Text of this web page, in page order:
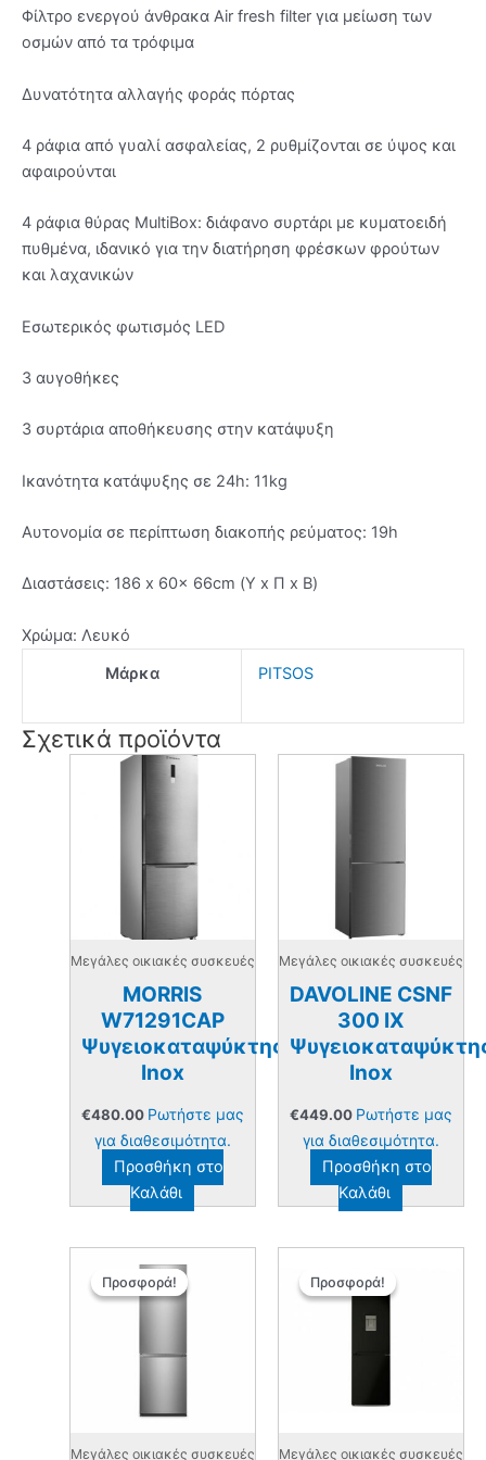
Φίλτρο ενεργού άνθρακα Air fresh filter για μείωση των
οσμών από τα τρόφιμα
Δυνατότητα αλλαγής φοράς πόρτας
4 ράφια από γυαλί ασφαλείας, 2 ρυθμίζονται σε ύψος και
αφαιρούνται
4 ράφια θύρας MultiBox: διάφανο συρτάρι με κυματοειδή
πυθμένα, ιδανικό για την διατήρηση φρέσκων φρούτων
και λαχανικών
Εσωτερικός φωτισμός LED
3 αυγοθήκες
3 συρτάρια αποθήκευσης στην κατάψυξη
Ικανότητα κατάψυξης σε 24h: 11kg
Αυτονομία σε περίπτωση διακοπής ρεύματος: 19h
Διαστάσεις: 186 x 60x 66cm (Υ x Π x Β)
Χρώμα: Λευκό
Μάρκα
PITSOS
Σχετικά προϊόντα
Μεγάλες οικιακές συσκευές
MORRIS
W71291CAP
Ψυγειοκαταψύκτης
Inox
€480.00 Ρωτήστε μας
για διαθεσιμότητα.
Προσθήκη στο
Καλάθι
Μεγάλες οικιακές συσκευές
DAVOLINE CSNF
300 IX
Inox
€449.00 Ρωτήστε μας
για διαθεσιμότητα.
Προσθήκη στο
Καλάθι
Προσφορά!
Προσφορά!
Μεγάλες οικιακές συσκευές
Προσφορά!
Προσφορά!
Μεγάλες οικιακές συσκευές